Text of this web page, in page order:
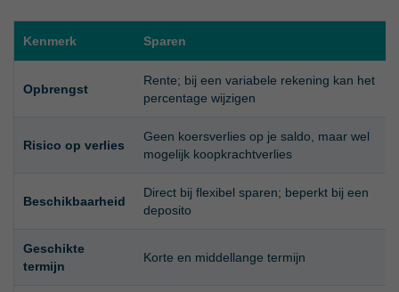
Kenmerk Sparen
Opbrengst
Rente; bij een variabele rekening kan het
percentage wijzigen
Risico op verlies
Geen koersverlies op je saldo, maar wel
mogelijk koopkrachtverlies
Beschikbaarheid
Direct bij flexibel sparen; beperkt bij een
deposito
Geschikte
termijn
Korte en middellange termijn